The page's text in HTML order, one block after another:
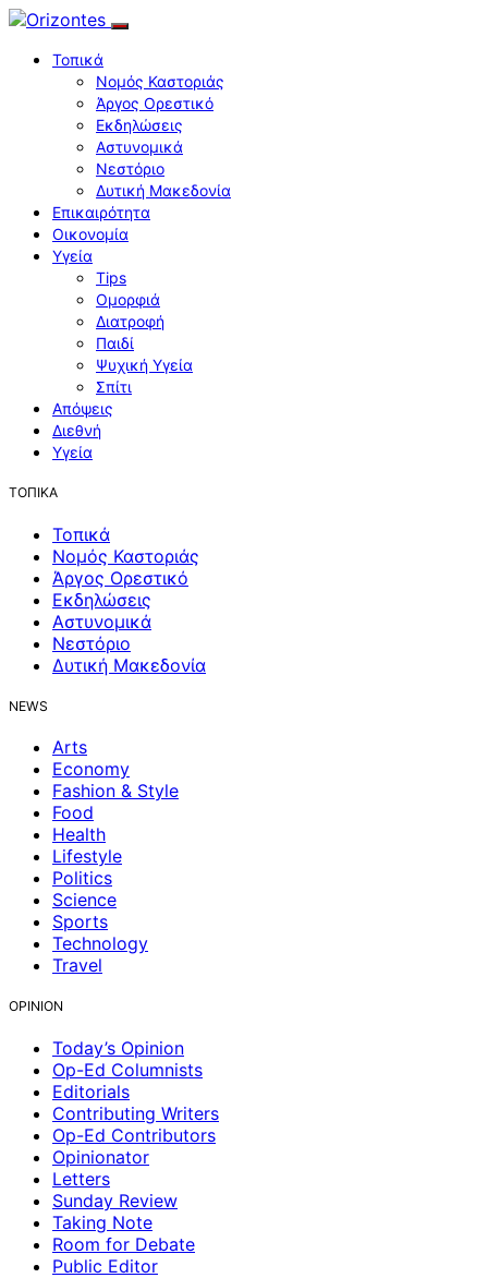
Τοπικά
Νομός Καστοριάς
Άργος Ορεστικό
Εκδηλώσεις
Αστυνομικά
Νεστόριο
Δυτική Μακεδονία
Επικαιρότητα
Οικονομία
Υγεία
Tips
Ομορφιά
Διατροφή
Παιδί
Ψυχική Υγεία
Σπίτι
Απόψεις
Διεθνή
Υγεία
ΤΟΠΙΚΑ
Τοπικά
Νομός Καστοριάς
Άργος Ορεστικό
Εκδηλώσεις
Αστυνομικά
Νεστόριο
Δυτική Μακεδονία
NEWS
Arts
Economy
Fashion & Style
Food
Health
Lifestyle
Politics
Science
Sports
Technology
Travel
OPINION
Today’s Opinion
Op-Ed Columnists
Editorials
Contributing Writers
Op-Ed Contributors
Opinionator
Letters
Sunday Review
Taking Note
Room for Debate
Public Editor